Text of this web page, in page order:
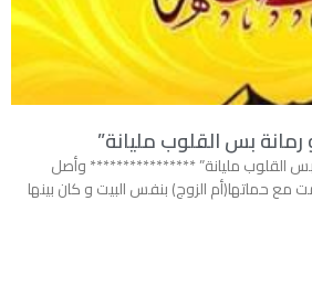
بس القلوب مليانة”
القلوب مليانة” **************** وأصل
مع حماتها(أم الزوج) بنفس البيت و كان بينها